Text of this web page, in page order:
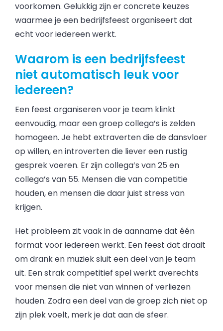
voorkomen. Gelukkig zijn er concrete keuzes
waarmee je een bedrijfsfeest organiseert dat
echt voor iedereen werkt.
Waarom is een bedrijfsfeest
niet automatisch leuk voor
iedereen?
Een feest organiseren voor je team klinkt
eenvoudig, maar een groep collega’s is zelden
homogeen. Je hebt extraverten die de dansvloer
op willen, en introverten die liever een rustig
gesprek voeren. Er zijn collega’s van 25 en
collega’s van 55. Mensen die van competitie
houden, en mensen die daar juist stress van
krijgen.
Het probleem zit vaak in de aanname dat één
format voor iedereen werkt. Een feest dat draait
om drank en muziek sluit een deel van je team
uit. Een strak competitief spel werkt averechts
voor mensen die niet van winnen of verliezen
houden. Zodra een deel van de groep zich niet op
zijn plek voelt, merk je dat aan de sfeer.